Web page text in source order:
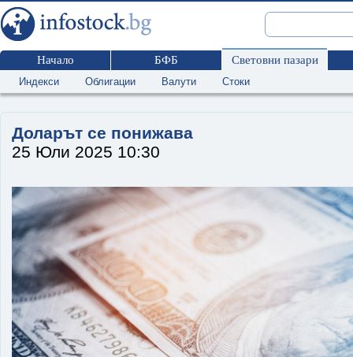
Начало БФБ Световни пазари
Индекси Облигации Валути Стоки
Доларът се понижава
25 Юли 2025 10:30